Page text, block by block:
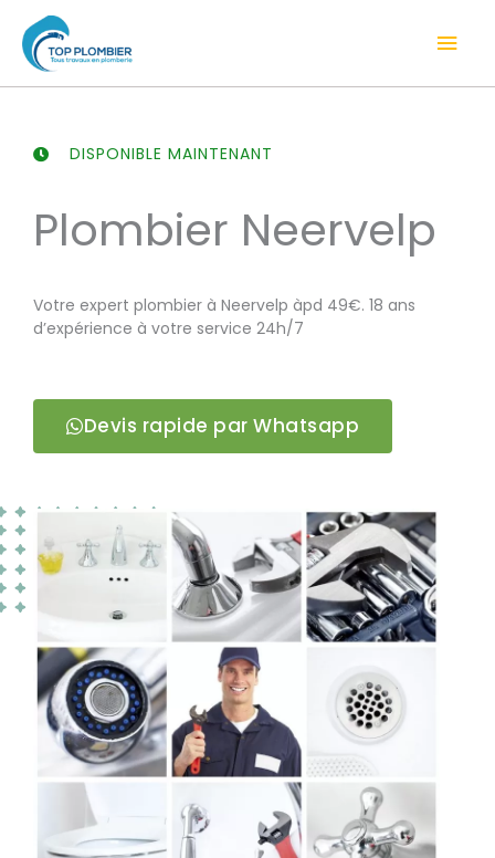
contenu
DISPONIBLE MAINTENANT
Plombier Neervelp
Votre expert plombier à Neervelp àpd 49€. 18 ans
d’expérience à votre service 24h/7
Devis rapide par Whatsapp